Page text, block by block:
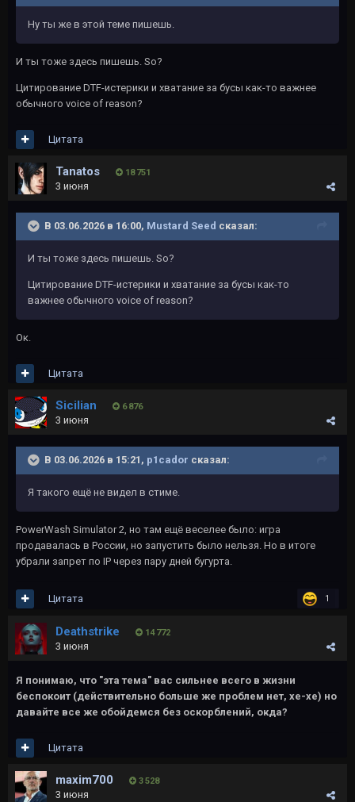
Ну ты же в этой теме пишешь.
И ты тоже здесь пишешь. So?
Цитирование DTF-истерики и хватание за бусы как-то важнее
обычного voice of reason?
Цитата
Tanatos 18 751
3 июня
В 03.06.2026 в 16:00, Mustard Seed сказал:
И ты тоже здесь пишешь. So?
Цитирование DTF-истерики и хватание за бусы как-то
важнее обычного voice of reason?
Ок.
Цитата
Sicilian 6 876
3 июня
В 03.06.2026 в 15:21, p1cador сказал:
Я такого ещё не видел в стиме.
PowerWash Simulator 2, но там ещё веселее было: игра
продавалась в России, но запустить было нельзя. Но в итоге
убрали запрет по IP через пару дней бугурта.
1
Цитата
Deathstrike 14 772
3 июня
Я понимаю, что "эта тема" вас сильнее всего в жизни
беспокоит (действительно больше же проблем нет, хе-хе) но
давайте все же обойдемся без оскорблений, окда?
Цитата
maxim700 3 528
3 июня